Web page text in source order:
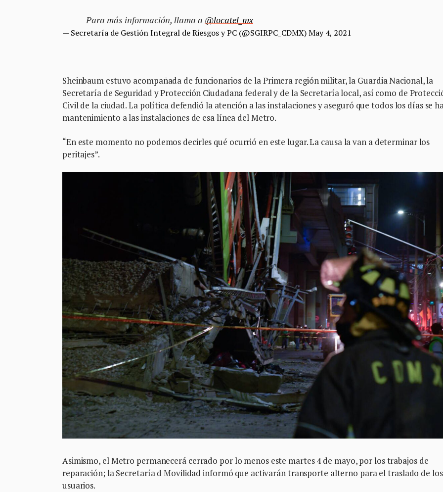
Para más información, llama a @locatel_mx
— Secretaría de Gestión Integral de Riesgos y PC (@SGIRPC_CDMX)May 4, 2021
Sheinbaum estuvo acompañada de funcionarios de la Primera región militar, la Guardia Nacional, la
Secretaría de Seguridad y Protección Ciudadana federal y de la Secretaría local, así como de
Civil de la ciudad. La política defendió la atención a las instalaciones y aseguró que todos los días se
mantenimiento a las instalaciones de esa línea del Metro.
“En este momento no podemos decirles qué ocurrió en este lugar. La causa la van a determinar los
peritajes”.
Asimismo, el Metro permanecerá cerrado por lo menos este martes 4 de mayo, por los trabajos de
reparación; la Secretaría d Movilidad informó que activarán transporte alterno para el traslado de los
usuarios.